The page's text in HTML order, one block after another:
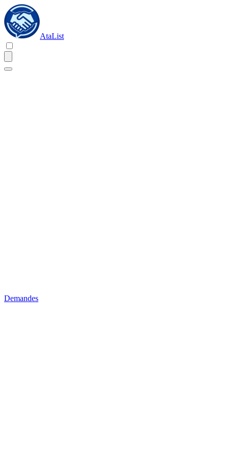
AtaList
Demandes